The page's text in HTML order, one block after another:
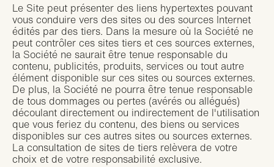
Le Site peut présenter des liens hypertextes pouvant
vous conduire vers des sites ou des sources Internet
édités par des tiers. Dans la mesure où la Société ne
peut contrôler ces sites tiers et ces sources externes,
la Société ne saurait être tenue responsable du
contenu, publicités, produits, services ou tout autre
élément disponible sur ces sites ou sources externes.
De plus, la Société ne pourra être tenue responsable
de tous dommages ou pertes (avérés ou allégués)
découlant directement ou indirectement de l'utilisation
que vous feriez du contenu, des biens ou services
disponibles sur ces autres sites ou sources externes.
La consultation de sites de tiers relèvera de votre
choix et de votre responsabilité exclusive.